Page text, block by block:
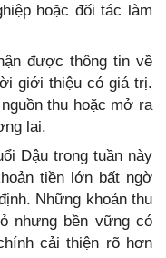
hoặc đối tác làm
được thông tin về
giới thiệu có giá trị.
thu hoặc mở ra
lai.
Dậu trong tuần này
tiền lớn bất ngờ
Những khoản thu
nhưng bền vững có
cải thiện rõ hơn